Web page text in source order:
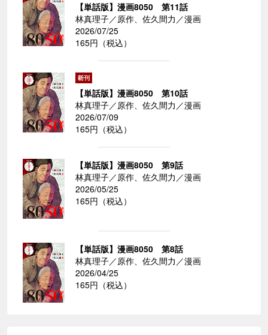
【単話版】漫画8050 第11話
林真理子／原作、佐久間力／漫画
2026/07/25
165円（税込）
【単話版】漫画8050 第10話
林真理子／原作、佐久間力／漫画
2026/07/09
165円（税込）
【単話版】漫画8050 第9話
林真理子／原作、佐久間力／漫画
2026/05/25
165円（税込）
【単話版】漫画8050 第8話
林真理子／原作、佐久間力／漫画
2026/04/25
165円（税込）